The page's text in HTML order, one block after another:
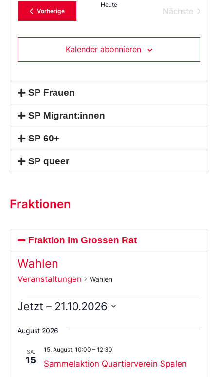
VorherigeVeranstaltungen
Heute
Nächste
Kalender abonnieren
SP Frauen
SP Migrant:innen
SP 60+
SP queer
Fraktionen
Fraktion im Grossen Rat
Wahlen
Veranstaltungen Wahlen
Jetzt – 21.10.2026
Sie
das
aus.
August 2026
SA.
15 Sammelaktion Quartierverein Spalen
15. August, 10:00 – 12:30